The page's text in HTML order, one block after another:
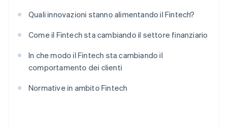
Quali innovazioni stanno alimentando il Fintech?
Come il Fintech sta cambiando il settore finanziario
In che modo il Fintech sta cambiando il
comportamento dei clienti
Normative in ambito Fintech